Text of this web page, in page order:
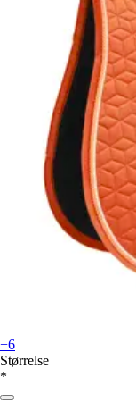
+6
Størrelse
*